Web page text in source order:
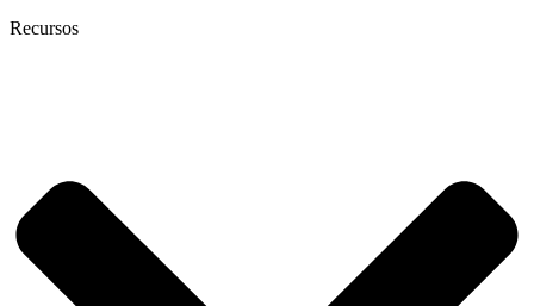
Recursos